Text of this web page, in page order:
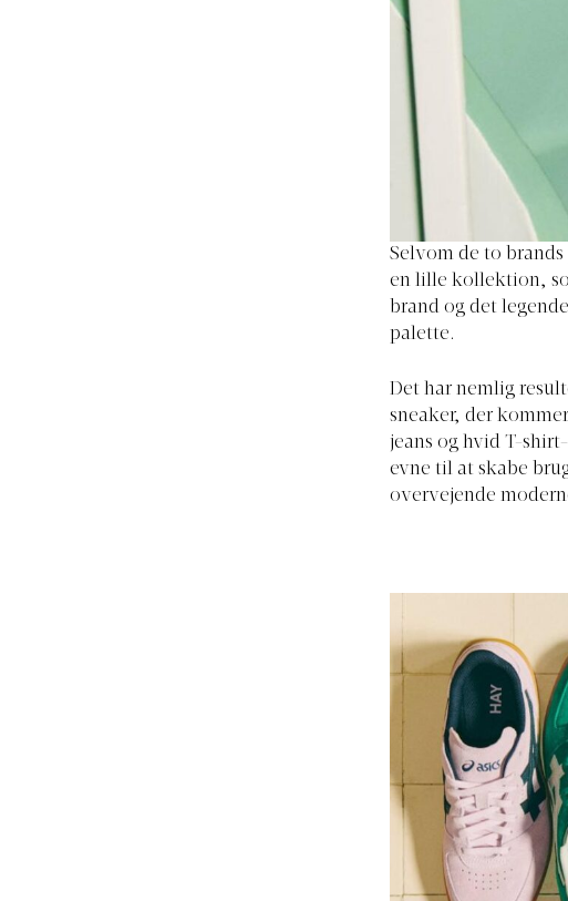
Selvom de to
en lille kollektion,
brand og det
palette.
Det har nemlig
sneaker, der
jeans og hvid T-
evne til at skabe
overvejende